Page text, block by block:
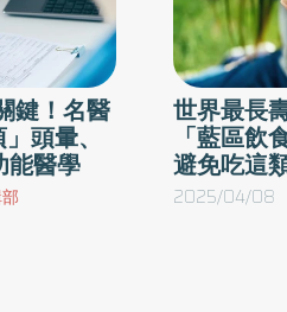
鍵！名醫
頭暈、
醫學
世界最長
「藍區飲
避免吃這
2025/04/08